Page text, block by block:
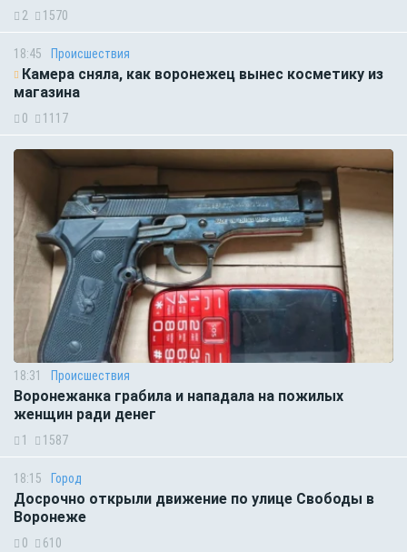
2 1570
18:45 Происшествия
Камера сняла, как воронежец вынес косметику из
магазина
0 1117
18:31 Происшествия
Воронежанка грабила и нападала на пожилых
женщин ради денег
1 1587
18:15 Город
Досрочно открыли движение по улице Свободы в
Воронеже
0 610